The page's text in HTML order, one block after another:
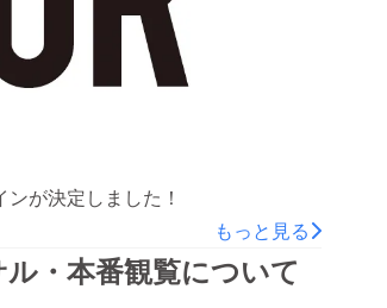
が決定しました！
もっと見る
・本番観覧について